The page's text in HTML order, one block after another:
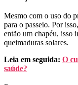
Mesmo com o uso do
para o passeio. Por
então um chapéu, isso
queimaduras solares.
Leia em seguida: O
saúde?